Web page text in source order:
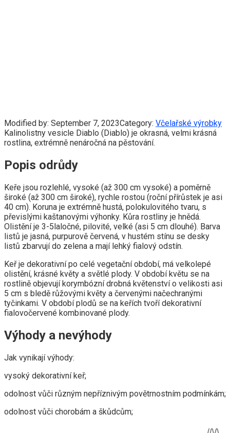
Modified by: September 7, 2023Category: Včelařské výrobky
Kalinolistny vesicle Diablo (Diablo) je okrasná, velmi krásná
rostlina, extrémně nenáročná na pěstování.
Popis odrůdy
Keře jsou rozlehlé, vysoké (až 300 cm vysoké) a poměrně
široké (až 300 cm široké), rychle rostou (roční přírůstek je asi
40 cm). Koruna je extrémně hustá, polokulovitého tvaru, s
převislými kaštanovými výhonky. Kůra rostliny je hnědá.
Olistění je 3-5laločné, pilovité, velké (asi 5 cm dlouhé). Barva
listů je jasná, purpurově červená, v hustém stínu se desky
listů zbarvují do zelena a mají lehký fialový odstín.
Keř je dekorativní po celé vegetační období, má velkolepé
olistění, krásné květy a světlé plody. V období květu se na
rostlině objevují korymbózní drobná květenství o velikosti asi
5 cm s bledě růžovými květy a červenými načechranými
tyčinkami. V období plodů se na keřích tvoří dekorativní
fialovočervené kombinované plody.
Výhody a nevýhody
Jak vynikají výhody:
vysoký dekorativní keř;
odolnost vůči různým nepříznivým povětrnostním podmínkám;
odolnost vůči chorobám a škůdcům;